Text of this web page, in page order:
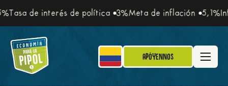
de interés de política 3%Meta de inflación 5,1%
Apóyennos